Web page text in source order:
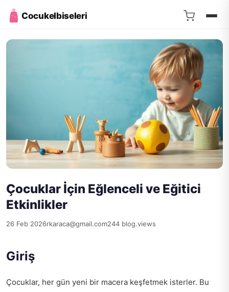
Cocukelbiseleri
Çocuklar İçin Eğlenceli ve Eğitici
Etkinlikler
26 Feb 2026rkaraca@gmail.com244 blog.views
Giriş
Çocuklar, her gün yeni bir macera keşfetmek isterler. Bu